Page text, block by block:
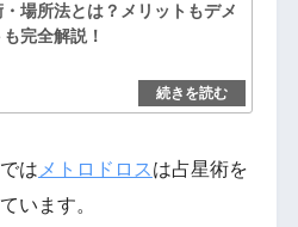
場所法とは？メリットもデメ
も完全解説！
はメトロドロスは占星術を
います。